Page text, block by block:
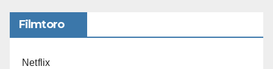
Filmtoro
Netflix